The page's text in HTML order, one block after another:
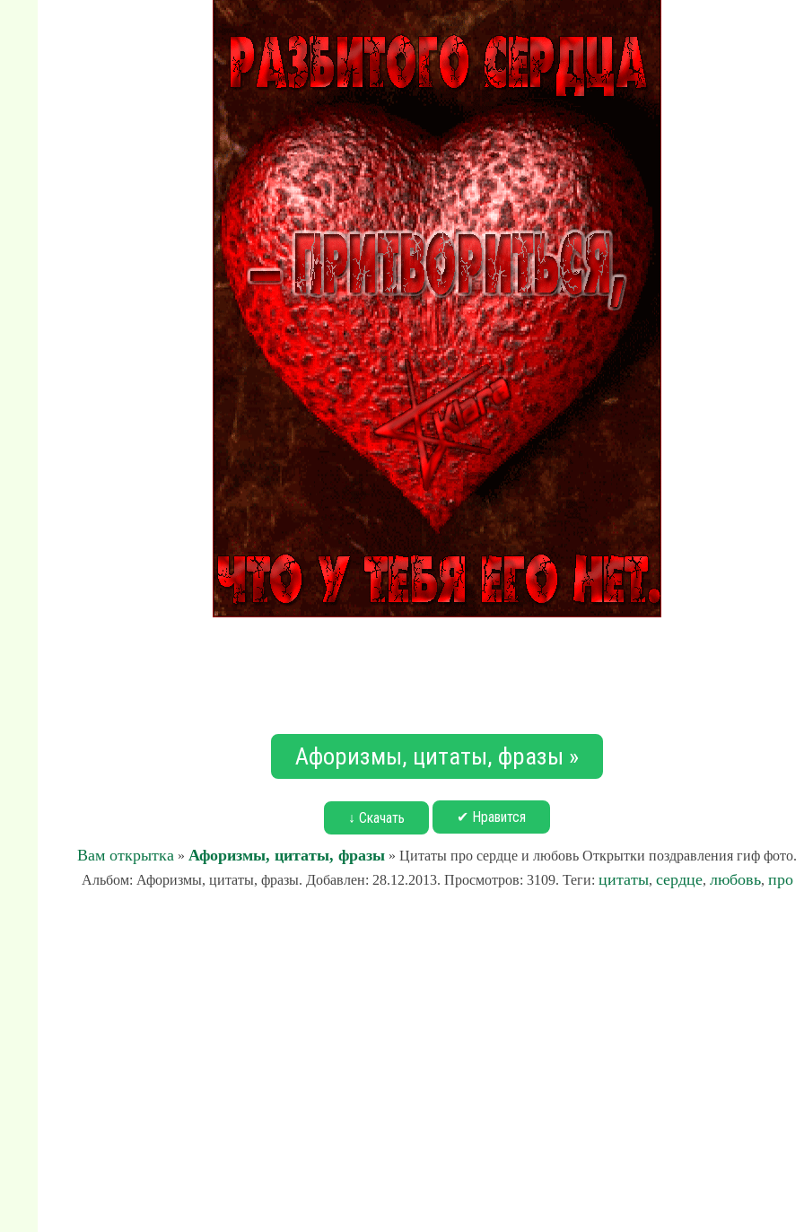
Афоризмы, цитаты, фразы »
↓ Скачать ✔ Нравится
Вам открытка » Афоризмы, цитаты, фразы » Цитаты про сердце и любовь Открытки поздравления гиф фото.
Альбом: Афоризмы, цитаты, фразы. Добавлен: 28.12.2013. Просмотров: 3109. Теги: цитаты, сердце, любовь, про